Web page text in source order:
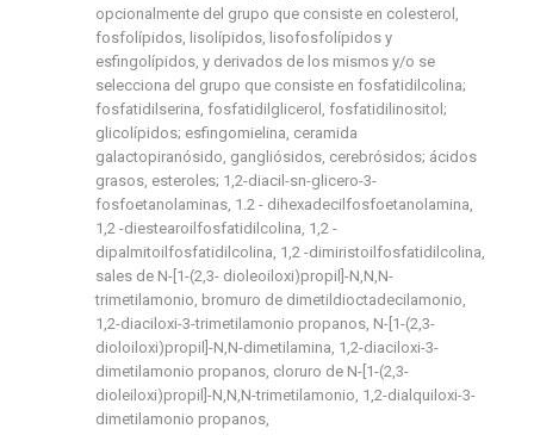
opcionalmente del grupo que consiste en colesterol,
fosfolípidos, lisolípidos, lisofosfolípidos y
esfingolípidos, y derivados de los mismos y/o se
selecciona del grupo que consiste en fosfatidilcolina;
fosfatidilserina, fosfatidilglicerol, fosfatidilinositol;
glicolípidos; esfingomielina, ceramida
galactopiranósido, gangliósidos, cerebrósidos; ácidos
grasos, esteroles; 1,2-diacil-sn-glicero-3-
fosfoetanolaminas, 1.2 - dihexadecilfosfoetanolamina,
1,2 -diestearoilfosfatidilcolina, 1,2 -
dipalmitoilfosfatidilcolina, 1,2 -dimiristoilfosfatidilcolina,
sales de N-[1-(2,3- dioleoiloxi)propil]-N,N,N-
trimetilamonio, bromuro de dimetildioctadecilamonio,
1,2-diaciloxi-3-trimetilamonio propanos, N-[1-(2,3-
dioloiloxi)propil]-N,N-dimetilamina, 1,2-diaciloxi-3-
dimetilamonio propanos, cloruro de N-[1-(2,3-
dioleiloxi)propil]-N,N,N-trimetilamonio, 1,2-dialquiloxi-3-
dimetilamonio propanos,